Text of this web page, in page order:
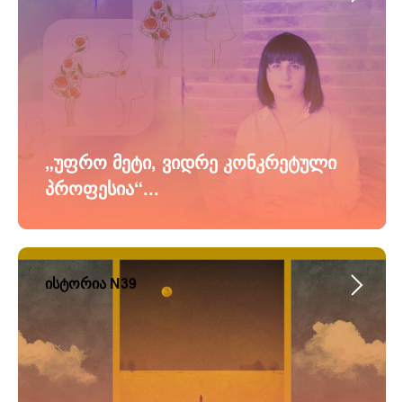
„უფრო მეტი, ვიდრე კონკრეტული
პროფესია“...
ისტორია N39